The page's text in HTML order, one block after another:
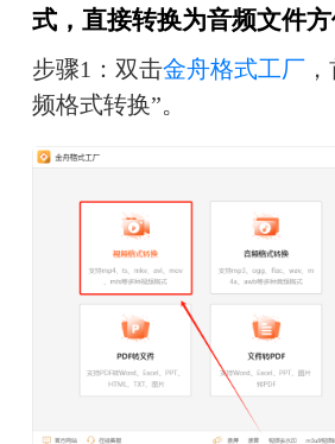
式，直接转换为音频文件方
步骤1：双击金舟格式工厂，
频格式转换”。